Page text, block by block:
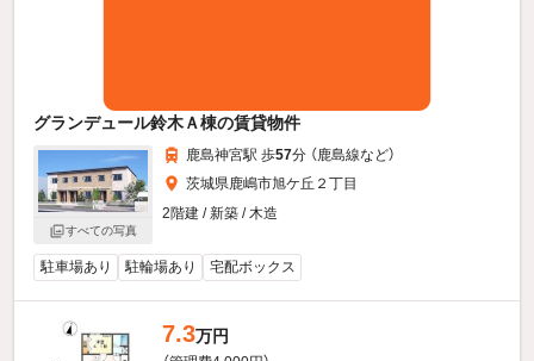
グランデュール鈴木Ａ棟の賃貸物件
すべての写真
鹿島神宮駅 歩57分 （鹿島線など）
茨城県鹿嶋市旭ケ丘２丁目
2階建 / 新築 / 木造
駐車場あり 駐輪場あり 宅配ボックス
7.3万円